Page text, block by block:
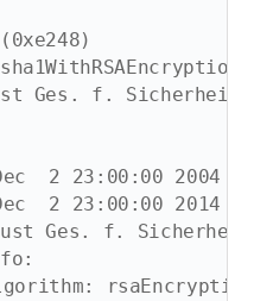
Ges. f.
Ges. f.